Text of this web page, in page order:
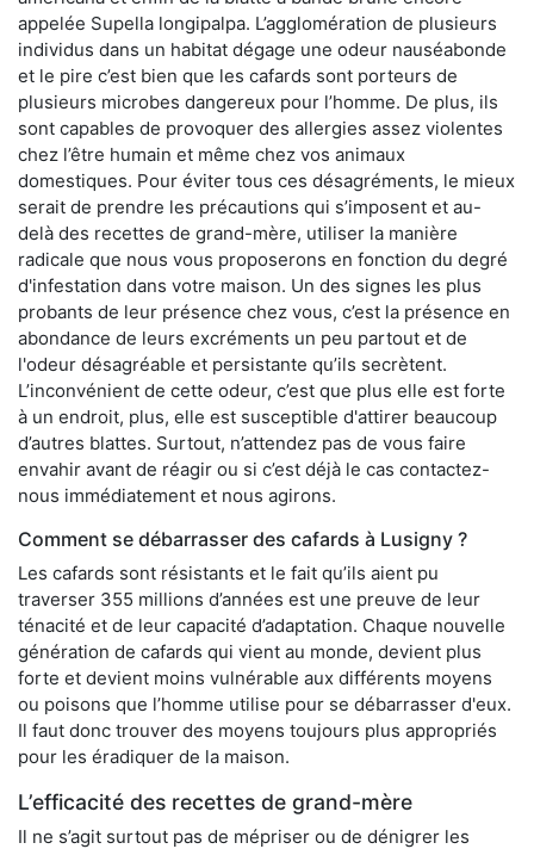
appelée Supella longipalpa. L’agglomération de plusieurs
individus dans un habitat dégage une odeur nauséabonde
et le pire c’est bien que les cafards sont porteurs de
plusieurs microbes dangereux pour l’homme. De plus, ils
sont capables de provoquer des allergies assez violentes
chez l’être humain et même chez vos animaux
domestiques. Pour éviter tous ces désagréments, le mieux
serait de prendre les précautions qui s’imposent et au-
delà des recettes de grand-mère, utiliser la manière
radicale que nous vous proposerons en fonction du degré
d'infestation dans votre maison. Un des signes les plus
probants de leur présence chez vous, c’est la présence en
abondance de leurs excréments un peu partout et de
l'odeur désagréable et persistante qu’ils secrètent.
L’inconvénient de cette odeur, c’est que plus elle est forte
à un endroit, plus, elle est susceptible d'attirer beaucoup
d’autres blattes. Surtout, n’attendez pas de vous faire
envahir avant de réagir ou si c’est déjà le cas contactez-
nous immédiatement et nous agirons.
Comment se débarrasser des cafards à Lusigny ?
Les cafards sont résistants et le fait qu’ils aient pu
traverser 355 millions d’années est une preuve de leur
ténacité et de leur capacité d’adaptation. Chaque nouvelle
génération de cafards qui vient au monde, devient plus
forte et devient moins vulnérable aux différents moyens
ou poisons que l’homme utilise pour se débarrasser d'eux.
Il faut donc trouver des moyens toujours plus appropriés
pour les éradiquer de la maison.
L’efficacité des recettes de grand-mère
Il ne s’agit surtout pas de mépriser ou de dénigrer les